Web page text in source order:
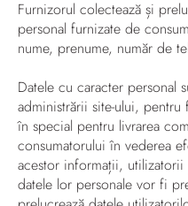
Furnizorul colectează și
personal furnizate de
nume, prenume, număr de
Datele cu caracter personal
administrării site-ului,
în special pentru livrarea
consumatorului în vederea
acestor informații,
datele lor personale vor fi